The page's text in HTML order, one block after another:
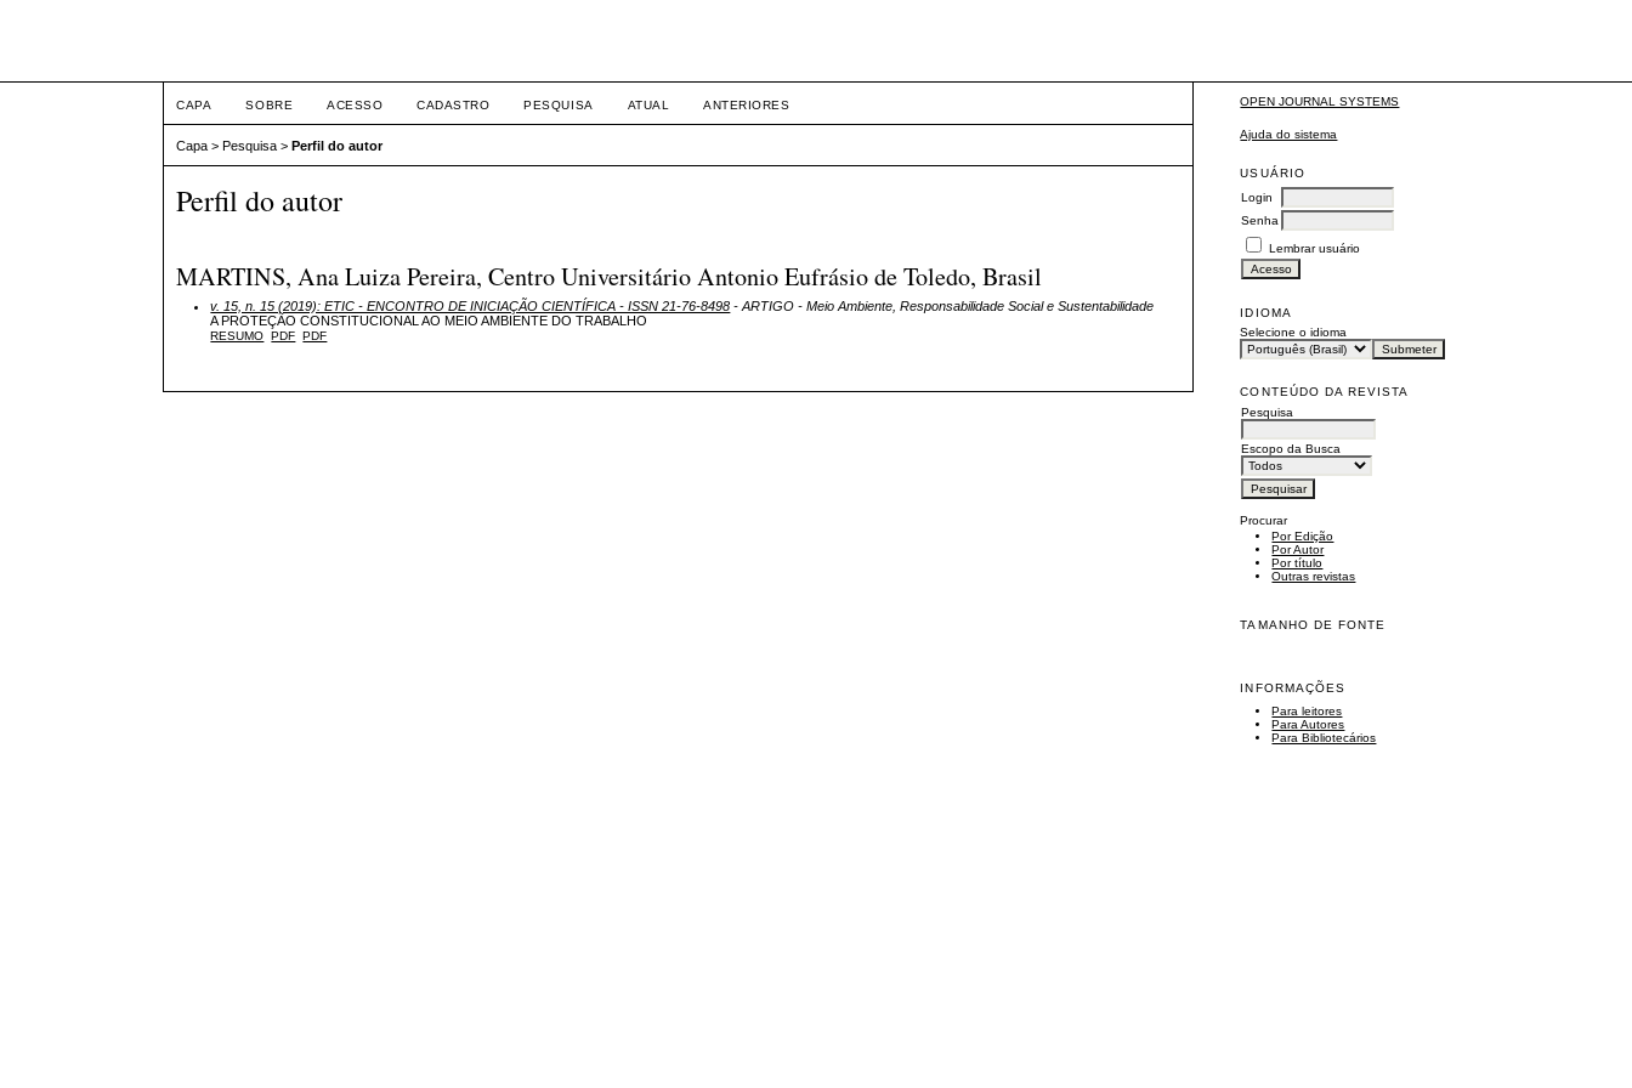
OPEN JOURNAL SYSTEMS
Ajuda do sistema
USUÁRIO
Login
Senha
Lembrar usuário
IDIOMA
Selecione o idioma
CONTEÚDO DA REVISTA
Pesquisa
Escopo da Busca
Procurar
Por Edição
Por Autor
Por título
Outras revistas
TAMANHO DE FONTE
INFORMAÇÕES
Para leitores
Para Autores
Para Bibliotecários
CAPA SOBRE ACESSO CADASTRO PESQUISA ATUAL ANTERIORES
Capa >Pesquisa >Perfil do autor
Perfil do autor
MARTINS, Ana Luiza Pereira, Centro Universitário Antonio Eufrásio de Toledo, Brasil
v. 15, n. 15 (2019): ETIC - ENCONTRO DE INICIAÇÃO CIENTÍFICA - ISSN 21-76-8498 - ARTIGO - Meio Ambiente, Responsabilidade Social e Sustentabilidade
A PROTEÇÃO CONSTITUCIONAL AO MEIO AMBIENTE DO TRABALHO
RESUMO PDF PDF